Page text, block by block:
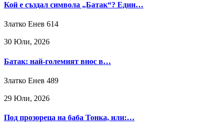
Кой е създал символа „Батак“? Един…
Златко Енев 614
30 Юли, 2026
Батак: най-големият внос в…
Златко Енев 489
29 Юли, 2026
Под прозореца на баба Тонка, или:…